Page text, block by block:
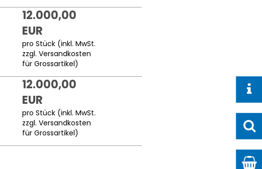
12.000,00
EUR
pro Stück (inkl. MwSt.
zzgl.Versandkosten
für Grossartikel)
12.000,00
EUR
pro Stück (inkl. MwSt.
zzgl.Versandkosten
für Grossartikel)